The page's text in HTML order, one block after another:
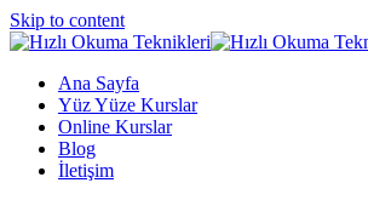
Skip to content
Ana Sayfa
Yüz Yüze Kurslar
Online Kurslar
Blog
İletişim